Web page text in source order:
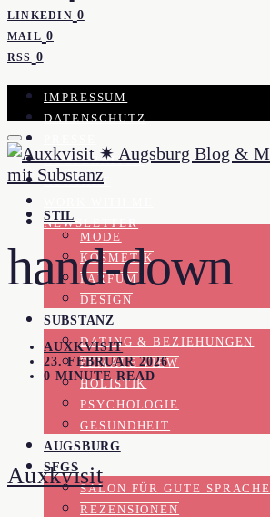
LINKEDIN 0
MAIL 0
RSS 0
IMPRESSUM
DATENSCHUTZ
KOOPERATION
KONTAKT
NEWSLETTER
STIL
MODE
KOSMETIK
PARFUM
DESIGN
SUBSTANZ
DATING & BEZIEHUNGEN
FEMALE VIEW
HOLISTIK
PSYCHOLOGIE
GESUNDHEIT
AUGSBURG
SFGS
SALON FÜR GUTE SPRACHE
REZENSIONEN
hand-down
AUXKVISIT
23. FEBRUAR 2026
0 MINUTE READ
Auxkvisit